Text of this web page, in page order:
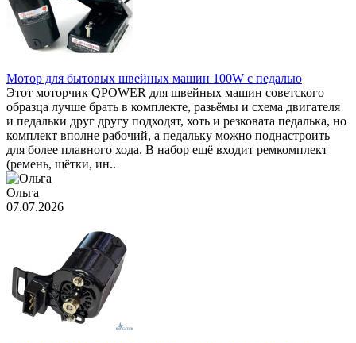
Мотор для бытовых швейных машин 100W с педалью
Этот моторчик QPOWER для швейных машин советского
образца лучше брать в комплекте, разьёмы и схема двигателя
и педальки друг другу подходят, хоть и резковата педалька, но
комплект вполне рабочий, а педальку можно поднастроить
для более плавного хода. В набор ещё входит ремкомплект
(ремень, щётки, ин..
Ольга
07.07.2026